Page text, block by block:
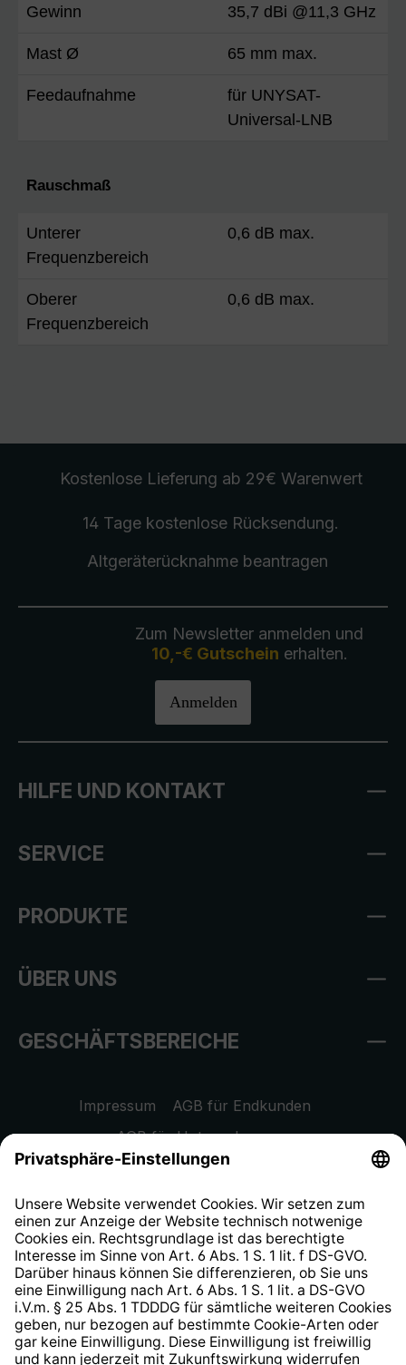
Gewinn 35,7 dBi @11,3 GHz
Mast Ø 65 mm max.
Feedaufnahme
für UNYSAT-
Universal-LNB
Rauschmaß
Unterer
Frequenzbereich
0,6 dB max.
Oberer
Frequenzbereich
0,6 dB max.
Kostenlose Lieferung ab 29€ Warenwert
14 Tage kostenlose Rücksendung.
Altgeräterücknahmebeantragen
Zum Newsletter anmelden und
10,-€ Gutschein erhalten.
Anmelden
HILFE UND KONTAKT
SERVICE
PRODUKTE
ÜBER UNS
GESCHÄFTSBEREICHE
Impressum
AGB für Endkunden
AGB für Unternehmen
Datenschutzhinweis
Widerrufsrecht
Hinweisgeberschutzsystem
Barrierefreiheit